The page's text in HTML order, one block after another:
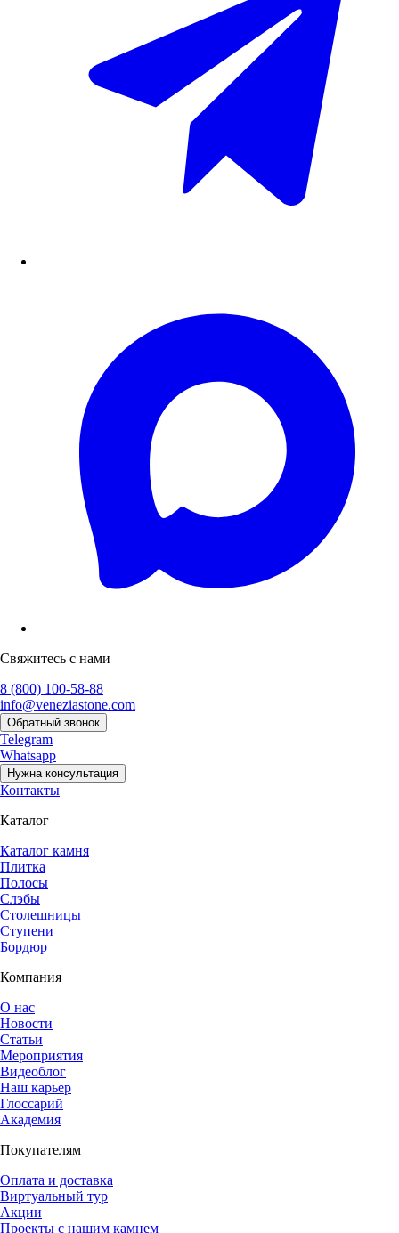
Свяжитесь с нами
8 (800) 100-58-88
info@veneziastone.com
Обратный звонок
Telegram
Whatsapp
Нужна консультация
Контакты
Каталог
Каталог камня
Плитка
Полосы
Слэбы
Столешницы
Ступени
Бордюр
Компания
О нас
Новости
Статьи
Мероприятия
Видеоблог
Наш карьер
Глоссарий
Академия
Покупателям
Оплата и доставка
Виртуальный тур
Акции
Проекты с нашим камнем